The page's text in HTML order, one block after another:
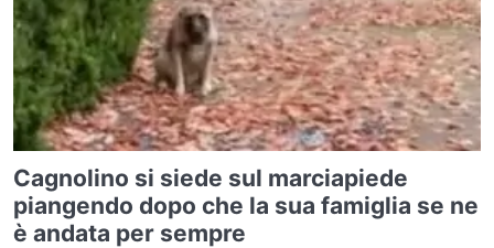
Cagnolino si siede sul marciapiede
piangendo dopo che la sua famiglia se ne
è andata per sempre